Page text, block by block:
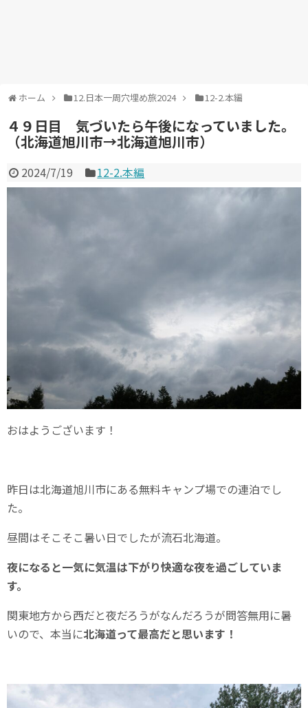
ホーム 12.日本一周穴埋め旅2024 12-2.本編
４９日目 気づいたら午後になっていました。
（北海道旭川市→北海道旭川市）
2024/7/19 12-2.本編
おはようございます！
昨日は北海道旭川市にある無料キャンプ場での連泊でし
た。
昼間はそこそこ暑い日でしたが流石北海道。
夜になると一気に気温は下がり快適な夜を過ごしていま
す。
関東地方から西だと夜だろうがなんだろうが問答無用に暑
いので、本当に北海道って最高だと思います！